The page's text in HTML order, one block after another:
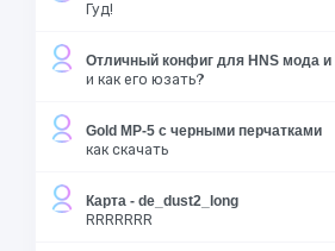
Гуд!
Отличный конфиг для HNS мода и
и как его юзать?
Gold MP-5 с черными перчатками
как скачать
Карта - de_dust2_long
RRRRRRR